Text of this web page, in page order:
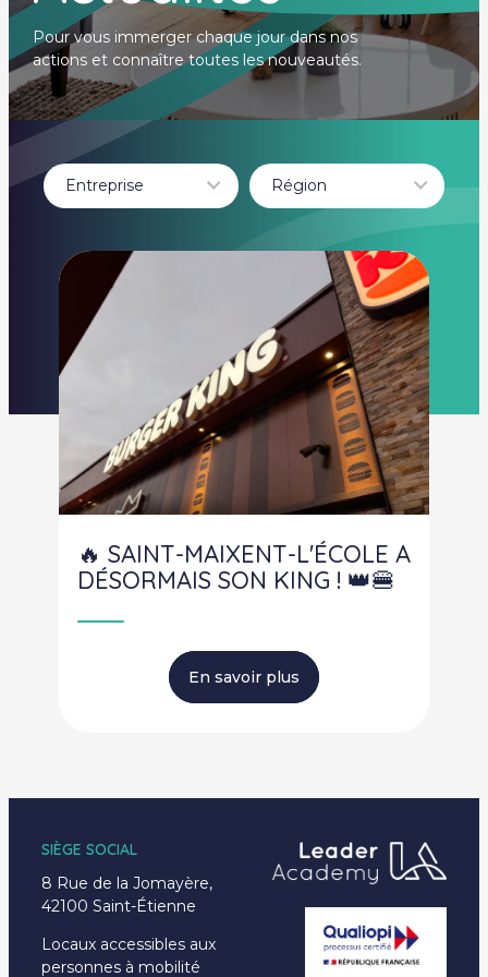
Pour vous immerger chaque jour dans nos
actions et connaître toutes les nouveautés.
Entreprise
BURGER KING
Région
Auvergne-Rhône-
BOURGOGNE
FRANCHE COMTÉ
Dole
guadeloupe
Itteville
Saint-Maixent-
Nouvelle-Aquitaine
🔥 SAINT-MAIXENT-L'ÉCOLE A
DÉSORMAIS SON KING ! 👑🍔
En savoir plus
SIÈGE SOCIAL
8 Rue de la Jomayère,
42100 Saint-Étienne
Locaux accessibles aux
personnes à mobilité